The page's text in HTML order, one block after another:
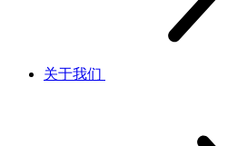
关于我们